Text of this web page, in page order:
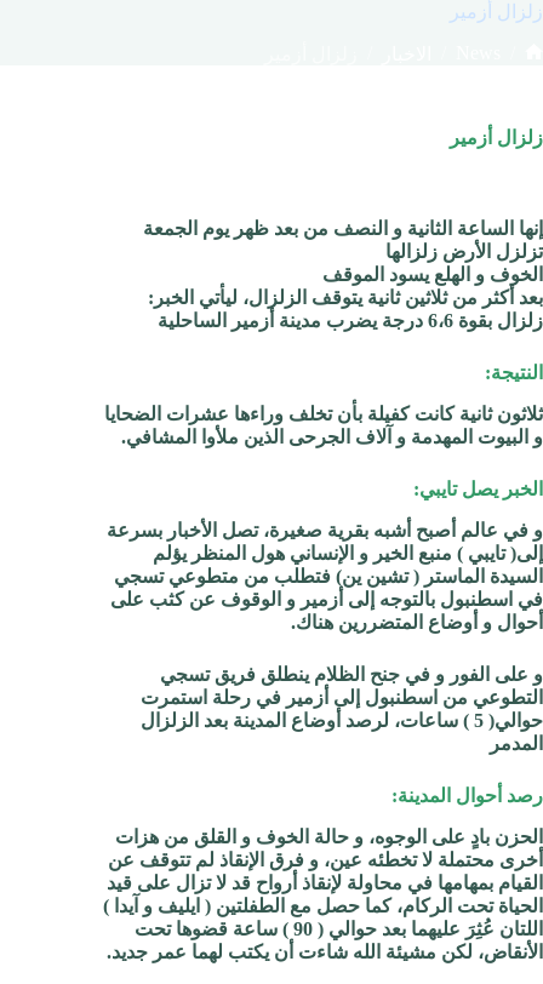
زلزال أزمير
زلزال أزمير
إنها الساعة الثانية و النصف من بعد ظهر يوم الجمعة
تزلزل الأرض زلزالها
الخوف و الهلع يسود الموقف
بعد أكثر من ثلاثين ثانية يتوقف الزلزال، ليأتي الخبر:
زلزال بقوة 6،6 درجة يضرب مدينة أزمير الساحلية
النتيجة:
ثلاثون ثانية كانت كفيلة بأن تخلف وراءها عشرات الضحايا
و البيوت المهدمة و آلاف الجرحى الذين ملأوا المشافي.
الخبر يصل تايبي:
و في عالم أصبح أشبه بقرية صغيرة، تصل الأخبار بسرعة
إلى( تايبي ) منبع الخير و الإنساني هول المنظر يؤلم
السيدة الماستر ( تشين ين) فتطلب من متطوعي تسجي
في اسطنبول بالتوجه إلى أزمير و الوقوف عن كثب على
أحوال و أوضاع المتضررين هناك.
و على الفور و في جنح الظلام ينطلق فريق تسجي
التطوعي من اسطنبول إلى أزمير في رحلة استمرت
حوالي( 5 ) ساعات، لرصد أوضاع المدينة بعد الزلزال
المدمر
رصد أحوال المدينة:
الحزن بادٍ على الوجوه، و حالة الخوف و القلق من هزات
أخرى محتملة لا تخطئه عين، و فرق الإنقاذ لم تتوقف عن
القيام بمهامها في محاولة لإنقاذ أرواح قد لا تزال على قيد
الحياة تحت الركام، كما حصل مع الطفلتين ( ايليف و آيدا )
اللتان عُثِرَ عليهما بعد حوالي ( 90 ) ساعة قضوها تحت
الأنقاض، لكن مشيئة الله شاءت أن يكتب لهما عمر جديد.